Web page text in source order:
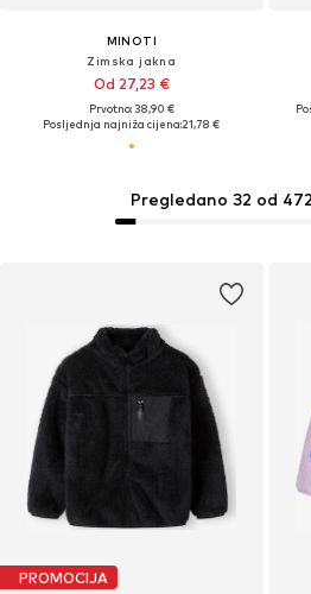
MINOTI
Zimska jakna
Od 27,23 €
Prvotno: 38,90 €
Posljednja najniža cijena:21,78 €
Pregledano 32 od
PROMOCIJA